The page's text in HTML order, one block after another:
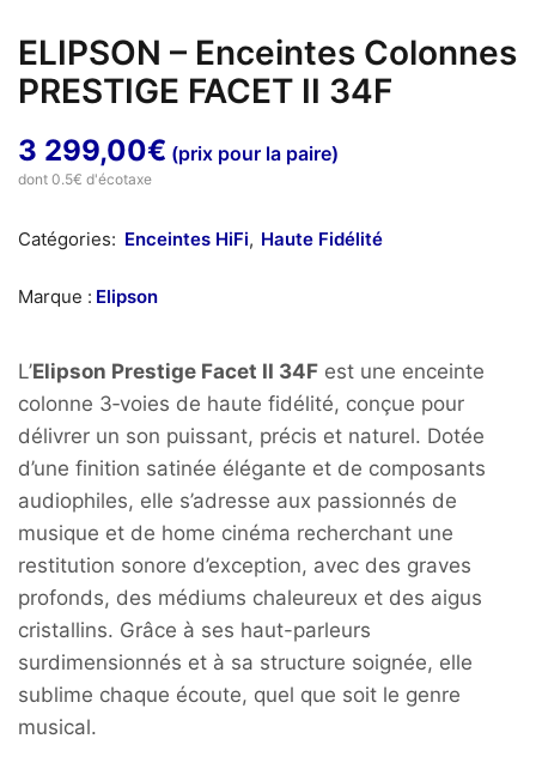
ELIPSON – Enceintes Colonnes
PRESTIGE FACET II 34F
3 299,00€ (prix pour la paire)
dont 0.5€ d'écotaxe
Catégories: Enceintes HiFi, Haute Fidélité
Marque : Elipson
L’Elipson Prestige Facet II 34F est une enceinte
colonne 3‑voies de haute fidélité, conçue pour
délivrer un son puissant, précis et naturel. Dotée
d’une finition satinée élégante et de composants
audiophiles, elle s’adresse aux passionnés de
musique et de home cinéma recherchant une
restitution sonore d’exception, avec des graves
profonds, des médiums chaleureux et des aigus
cristallins. Grâce à ses haut-parleurs
surdimensionnés et à sa structure soignée, elle
sublime chaque écoute, quel que soit le genre
musical.